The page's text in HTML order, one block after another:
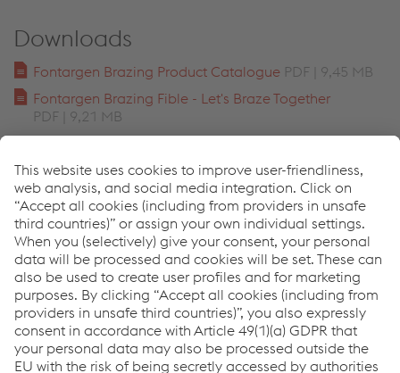
Downloads
Fontargen Brazing Product Catalogue PDF | 9,45 MB
Fontargen Brazing Fible - Let's Braze Together
PDF | 9,21 MB
Links
65 Years Fontargen Brazing
Download Center
News
References
Distribuidores & Service Partners